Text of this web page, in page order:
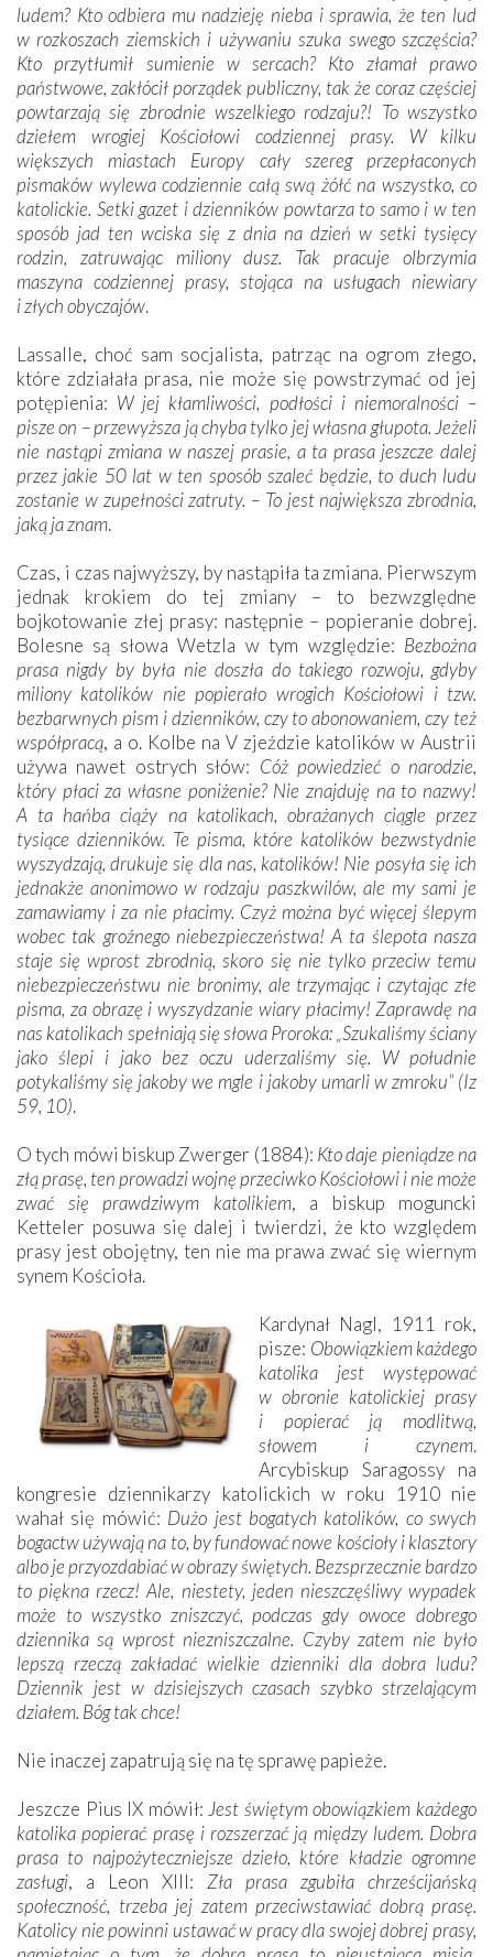
ludem? Kto odbiera mu nadzieję nieba i sprawia, że ten lud
w rozkoszach ziemskich i używaniu szuka swego szczęścia?
Kto przytłumił sumienie w sercach? Kto złamał prawo
państwowe, zakłócił porządek publiczny, tak że coraz częściej
powtarzają się zbrodnie wszelkiego rodzaju?! To wszystko
dziełem wrogiej Kościołowi codziennej prasy. W kilku
większych miastach Europy cały szereg przepłaconych
pismaków wylewa codziennie całą swą żółć na wszystko, co
katolickie. Setki gazet i dzienników powtarza to samo i w ten
sposób jad ten wciska się z dnia na dzień w setki tysięcy
rodzin, zatruwając miliony dusz. Tak pracuje olbrzymia
maszyna codziennej prasy, stojąca na usługach niewiary
i złych obyczajów.
Lassalle, choć sam socjalista, patrząc na ogrom złego,
które zdziałała prasa, nie może się powstrzymać od jej
potępienia: W jej kłamliwości, podłości i niemoralności –
pisze on – przewyższa ją chyba tylko jej własna głupota. Jeżeli
nie nastąpi zmiana w naszej prasie, a ta prasa jeszcze dalej
przez jakie 50 lat w ten sposób szaleć będzie, to duch ludu
zostanie w zupełności zatruty. – To jest największa zbrodnia,
jaką ja znam.
Czas, i czas najwyższy, by nastąpiła ta zmiana. Pierwszym
jednak krokiem do tej zmiany – to bezwzględne
bojkotowanie złej prasy: następnie – popieranie dobrej.
Bolesne są słowa Wetzla w tym względzie: Bezbożna
prasa nigdy by była nie doszła do takiego rozwoju, gdyby
miliony katolików nie popierało wrogich Kościołowi i tzw.
bezbarwnych pism i dzienników, czy to abonowaniem, czy też
współpracą, a o. Kolbe na V zjeździe katolików w Austrii
używa nawet ostrych słów: Cóż powiedzieć o narodzie,
który płaci za własne poniżenie? Nie znajduję na to nazwy!
A ta hańba ciąży na katolikach, obrażanych ciągle przez
tysiące dzienników. Te pisma, które katolików bezwstydnie
wyszydzają, drukuje się dla nas, katolików! Nie posyła się ich
jednakże anonimowo w rodzaju paszkwilów, ale my sami je
zamawiamy i za nie płacimy. Czyż można być więcej ślepym
wobec tak groźnego niebezpieczeństwa! A ta ślepota nasza
staje się wprost zbrodnią, skoro się nie tylko przeciw temu
niebezpieczeństwu nie bronimy, ale trzymając i czytając złe
pisma, za obrazę i wyszydzanie wiary płacimy! Zaprawdę na
nas katolikach spełniają się słowa Proroka: „Szukaliśmy ściany
jako ślepi i jako bez oczu uderzaliśmy się. W południe
potykaliśmy się jakoby we mgle i jakoby umarli w zmroku” (Iz
59, 10).
O tych mówi biskup Zwerger (1884): Kto daje pieniądze na
złą prasę, ten prowadzi wojnę przeciwko Kościołowi i nie może
zwać się prawdziwym katolikiem, a biskup moguncki
Ketteler posuwa się dalej i twierdzi, że kto względem
prasy jest obojętny, ten nie ma prawa zwać się wiernym
synem Kościoła.
Kardynał Nagl, 1911 rok,
pisze: Obowiązkiem każdego
katolika jest występować
w obronie katolickiej prasy
i popierać ją modlitwą,
słowem i czynem.
Arcybiskup Saragossy na
kongresie dziennikarzy katolickich w roku 1910 nie
wahał się mówić: Dużo jest bogatych katolików, co swych
bogactw używają na to, by fundować nowe kościoły i klasztory
albo je przyozdabiać w obrazy świętych. Bezsprzecznie bardzo
to piękna rzecz! Ale, niestety, jeden nieszczęśliwy wypadek
może to wszystko zniszczyć, podczas gdy owoce dobrego
dziennika są wprost niezniszczalne. Czyby zatem nie było
lepszą rzeczą zakładać wielkie dzienniki dla dobra ludu?
Dziennik jest w dzisiejszych czasach szybko strzelającym
działem. Bóg tak chce!
Nie inaczej zapatrują się na tę sprawę papieże.
Jeszcze Pius IX mówił: Jest świętym obowiązkiem każdego
katolika popierać prasę i rozszerzać ją między ludem. Dobra
prasa to najpożyteczniejsze dzieło, które kładzie ogromne
zasługi, a Leon XIII: Zła prasa zgubiła chrześcijańską
społeczność, trzeba jej zatem przeciwstawiać dobrą prasę.
Katolicy nie powinni ustawać w pracy dla swojej dobrej prasy,